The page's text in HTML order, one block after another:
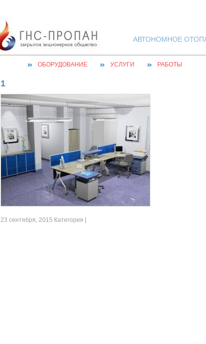
АВТОНОМНОЕ
ОБОРУДОВАНИЕ УСЛУГИ РАБОТЫ
1
23 сентября, 2015 Категория |